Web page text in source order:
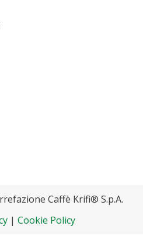
Caffè Krifi® S.p.A.
| Cookie Policy